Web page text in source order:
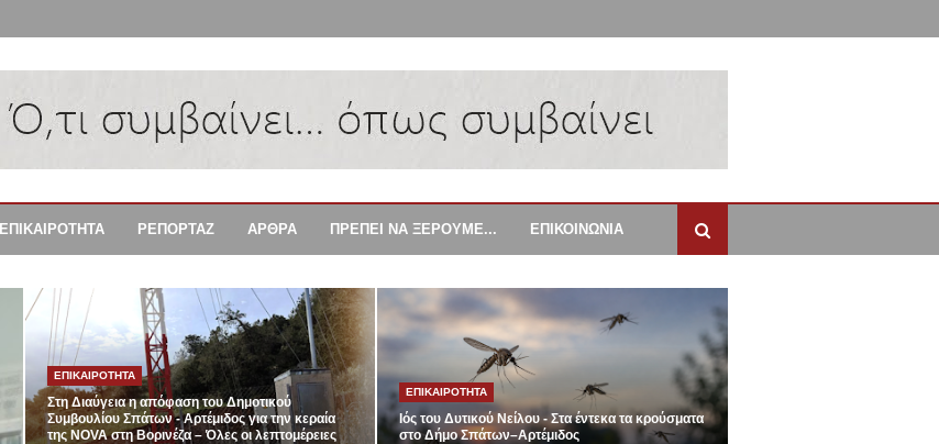
ΕΠΙΚΑΙΡΟΤΗΤΑ ΡΕΠΟΡΤΑΖ ΑΡΘΡΑ ΠΡΕΠΕΙ ΝΑ ΞΕΡΟΥΜΕ... ΕΠΙΚΟΙΝΩΝΙΑ
ΕΠΙΚΑΙΡΟΤΗΤΑ
Στη Διαύγεια η απόφαση του Δημοτικού
Συμβουλίου Σπάτων - Αρτέμιδος για την κεραία
της NOVA στη Βορινέζα – Όλες οι λεπτομέρειες
ΕΠΙΚΑΙΡΟΤΗΤΑ
Ιός του Δυτικού Νείλου - Στα έντεκα τα κρούσματα
στο Δήμο Σπάτων–Αρτέμιδος